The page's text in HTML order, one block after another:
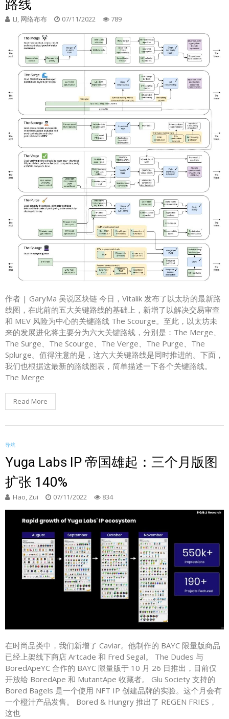
路线
LI, 网络布布 07/11/2022 789
作者 | GaryMa 吴说区块链 今日，Vitalik 发布了以太坊的最新路
线图，在此前的五大关键路线的基础上，新增了以解决交易审查
和 MEV 风险为中心的关键路线 The Scourge。至此，以太坊未
来的发展进化将主要分为六大关键路线，分別是：The Merge、
The Surge、The Scourge、The Verge、The Purge、The
Splurge。值得注意的是，这六大关键路线是同时推进的。下面，
我们也根据这最新的路线图表，简单描述一下各个关键路线。
The Merge
Read More
导航
Yuga Labs IP 帝国雄起：三个月版图
扩张 140%
Hao, Zui 07/11/2022 834
在时尚品类中，我们新增了 Caviar。他制作的 BAYC 限量版商品
已经上架线下商店 Artcade 和 Fred Segal。 The Dudes 与
BoredApeYC 合作的 BAYC 限量版于 10 月 26 日推出，目前仅
开放给 BoredApe 和 MutantApe 收藏者。 Glu Society 支持的
Bored Bagels 是一个使用 NFT IP 创建品牌的实验。这个月会有
一个橙汁产品发售。 Bored & Hungry 推出了 REGEN FRIES，
这也